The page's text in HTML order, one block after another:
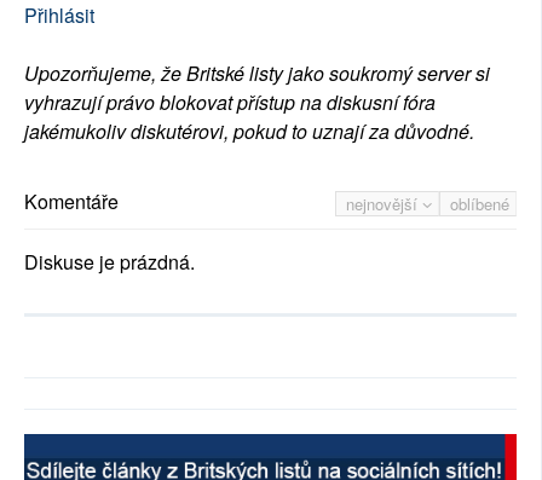
Přihlásit
Upozorňujeme, že Britské listy jako soukromý server si
vyhrazují právo blokovat přístup na diskusní fóra
jakémukoliv diskutérovi, pokud to uznají za důvodné.
nejnovější oblíbené
Komentáře
Diskuse je prázdná.